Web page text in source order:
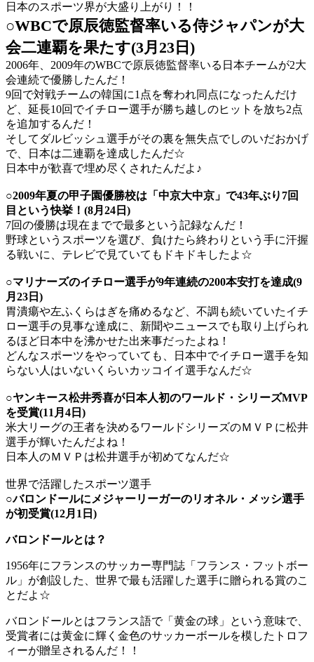
日本のスポーツ界が大盛り上がり！！
○WBCで原辰徳監督率いる侍ジャパンが大
会二連覇を果たす(3月23日)
2006年、2009年のWBCで原辰徳監督率いる日本チームが2大
会連続で優勝したんだ！
9回で対戦チームの韓国に1点を奪われ同点になったんだけ
ど、延長10回でイチロー選手が勝ち越しのヒットを放ち2点
を追加するんだ！
そしてダルビッシュ選手がその裏を無失点でしのいだおかげ
で、日本は二連覇を達成したんだ☆
日本中が歓喜で埋め尽くされたんだよ♪
○2009年夏の甲子園優勝校は「中京大中京」で43年ぶり7回
目という快挙！(8月24日)
7回の優勝は現在までで最多という記録なんだ！
野球というスポーツを選び、負けたら終わりという手に汗握
る戦いに、テレビで見ていてもドキドキしたよ☆
○マリナーズのイチロー選手が9年連続の200本安打を達成(9
月23日)
胃潰瘍や左ふくらはぎを痛めるなど、不調も続いていたイチ
ロー選手の見事な達成に、新聞やニュースでも取り上げられ
るほど日本中を沸かせた出来事だったよね！
どんなスポーツをやっていても、日本中でイチロー選手を知
らない人はいないくらいカッコイイ選手なんだ☆
○ヤンキース松井秀喜が日本人初のワールド・シリーズMVP
を受賞(11月4日)
米大リーグの王者を決めるワールドシリーズのＭＶＰに松井
選手が輝いたんだよね！
日本人のＭＶＰは松井選手が初めてなんだ☆
世界で活躍したスポーツ選手
○バロンドールにメジャーリーガーのリオネル・メッシ選手
が初受賞(12月1日)
バロンドールとは？
1956年にフランスのサッカー専門誌「フランス・フットボー
ル」が創設した、 世界で最も活躍した選手に贈られる賞のこ
とだよ☆
バロンドールとはフランス語で「黄金の球」という意味で、
受賞者には黄金に輝く金色のサッカーボールを模したトロフ
ィーが贈呈されるんだ！！